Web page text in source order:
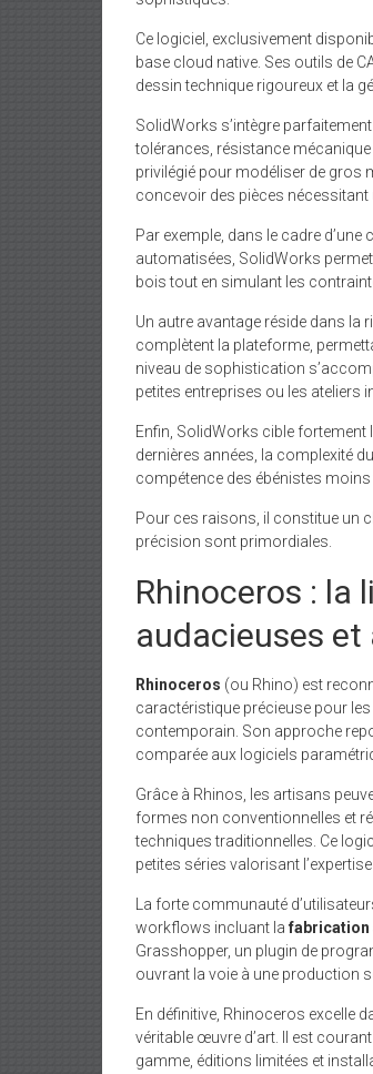
Ce logiciel, exclusivement
base cloud native. Ses outils de
dessin technique rigoureux et la
SolidWorks s’intègre
tolérances, résistance mécanique
privilégié pour modéliser de gros
concevoir des pièces
Par exemple, dans le cadre
automatisées, SolidWorks
bois tout en simulant les
Un autre avantage réside dans
complètent la plateforme,
niveau de sophistication
petites entreprises ou les ateliers
Enfin, SolidWorks cible fortement
dernières années, la complexité
compétence des ébénistes moins
Pour ces raisons, il constitue un
précision sont primordiales.
Rhinoceros : la
audacieuses
Rhinoceros (ou Rhino) est
caractéristique précieuse pour
contemporain. Son approche
comparée aux logiciels
Grâce à Rhinos, les artisans
formes non conventionnelles et
techniques traditionnelles. Ce
petites séries valorisant
La forte communauté
workflows incluant la fabrication
Grasshopper, un plugin de
ouvrant la voie à une production
En définitive, Rhinoceros excelle
véritable œuvre d’art. Il est
gamme, éditions limitées et